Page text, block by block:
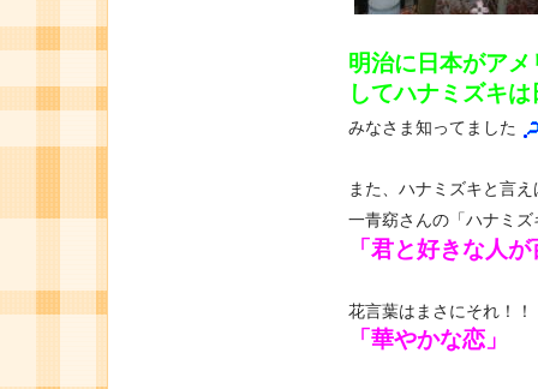
明治に日本がア
してハナミズキ
みなさま知ってました
また、ハナミズキと言
一青窈さんの「ハナミ
「君と好きな人
花言葉はまさにそれ！！
「華やかな恋」